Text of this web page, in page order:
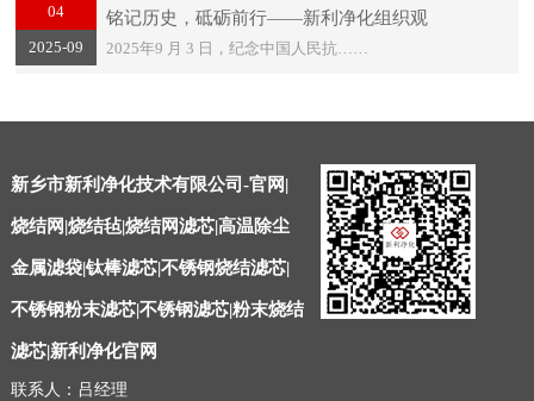
04
2025-09
铭记历史，砥砺前行——新利净化组织观
2025年9 月 3 日，纪念中国人民抗……
新乡市新利净化技术有限公司-官网|
烧结网|烧结毡|烧结网滤芯|高温除尘
金属滤袋|钛棒滤芯|不锈钢烧结滤芯|
不锈钢粉末滤芯|不锈钢滤芯|粉末烧结
滤芯|新利净化官网
联系人：吕经理